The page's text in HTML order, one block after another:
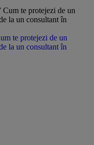
te protejezi de un
la un consultant în